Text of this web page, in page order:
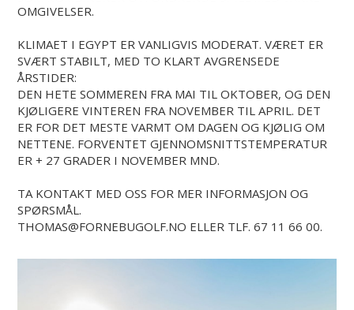
OMGIVELSER.
KLIMAET I EGYPT ER VANLIGVIS MODERAT. VÆRET ER
SVÆRT STABILT, MED TO KLART AVGRENSEDE
ÅRSTIDER:
DEN HETE SOMMEREN FRA MAI TIL OKTOBER, OG DEN
KJØLIGERE VINTEREN FRA NOVEMBER TIL APRIL. DET
ER FOR DET MESTE VARMT OM DAGEN OG KJØLIG OM
NETTENE. FORVENTET GJENNOMSNITTSTEMPERATUR
ER + 27 GRADER I NOVEMBER MND.
TA KONTAKT MED OSS FOR MER INFORMASJON OG
SPØRSMÅL.
THOMAS@FORNEBUGOLF.NO ELLER TLF. 67 11 66 00.